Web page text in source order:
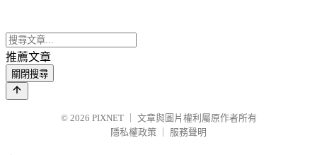
推薦文章
關閉搜尋
© 2026 PIXNET
文章與圖片權利屬原作者所有
隱私權政策
服務聲明